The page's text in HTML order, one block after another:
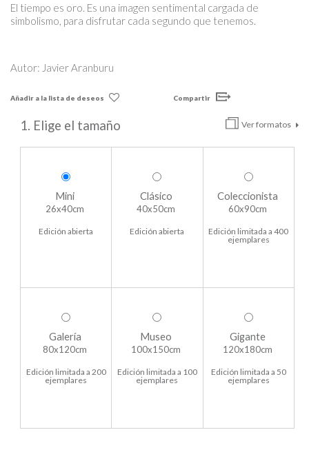
El tiempo es oro. Es una imagen sentimental cargada de
simbolismo, para disfrutar cada segundo que tenemos.
Autor: Javier Aranburu
Añadir a la lista de deseos Compartir
Ver formatos
1. Elige el tamaño
Mini
26x40cm
Edición abierta
Clásico
40x50cm
Edición abierta
Coleccionista
60x90cm
Edición limitada a 400
ejemplares
Galería
80x120cm
Edición limitada a 200
ejemplares
Museo
100x150cm
Edición limitada a 100
ejemplares
Gigante
120x180cm
Edición limitada a 50
ejemplares